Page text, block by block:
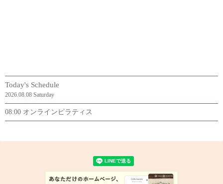
Today's Schedule
2026.08.08 Saturday
08:00 オンラインピラティス